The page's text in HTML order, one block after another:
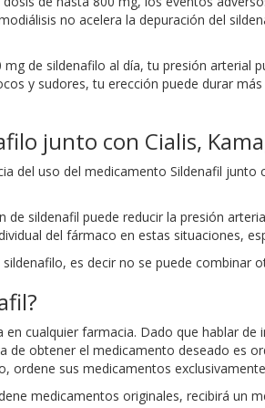
no acelera la depuración del
de sildenafilo al día, tu presión
y sudores, tu erección puede durar
junto con Cialis,
del uso del medicamento Sildenafil
de sildenafil puede reducir la presión
del fármaco en estas situaciones,
sildenafilo, es decir no se puede
en cualquier farmacia. Dado que hablar
de obtener el medicamento deseado es
ordene sus medicamentos
medicamentos originales, recibirá